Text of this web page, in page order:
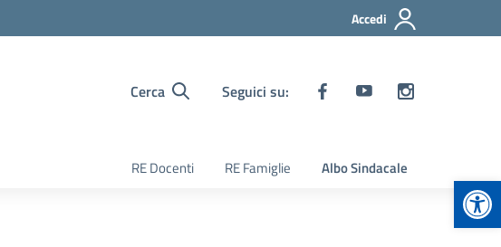
Accedi
Cerca Seguici su:
RE Docenti RE Famiglie Albo Sindacale